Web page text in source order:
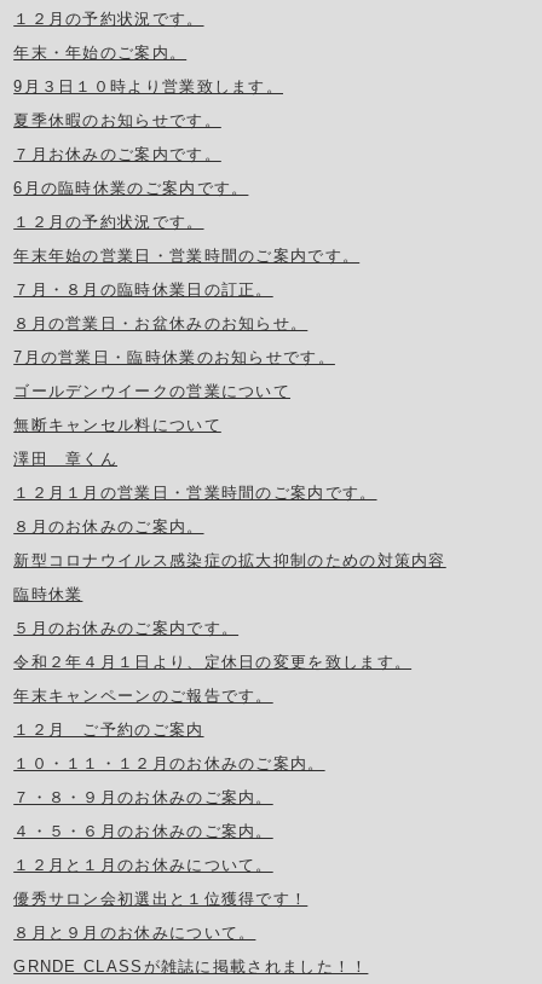
１２月の予約状況です。
年末・年始のご案内。
9月３日１０時より営業致します。
夏季休暇のお知らせです。
７月お休みのご案内です。
6月の臨時休業のご案内です。
１２月の予約状況です。
年末年始の営業日・営業時間のご案内です。
７月・８月の臨時休業日の訂正。
８月の営業日・お盆休みのお知らせ。
7月の営業日・臨時休業のお知らせです。
ゴールデンウイークの営業について
無断キャンセル料について
澤田 章くん
１２月１月の営業日・営業時間のご案内です。
８月のお休みのご案内。
新型コロナウイルス感染症の拡大抑制のための対策内容
臨時休業
５月のお休みのご案内です。
令和２年４月１日より、定休日の変更を致します。
年末キャンペーンのご報告です。
１２月 ご予約のご案内
１０・１１・１２月のお休みのご案内。
７・８・９月のお休みのご案内。
４・５・６月のお休みのご案内。
１２月と１月のお休みについて。
優秀サロン会初選出と１位獲得です！
８月と９月のお休みについて。
GRNDE CLASSが雑誌に掲載されました！！